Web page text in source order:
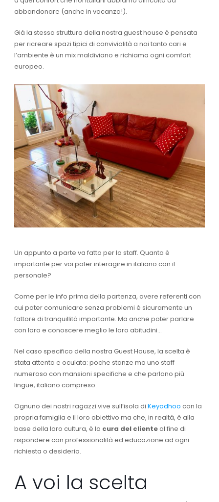
abbandonare (anche in vacanza!).
Già la stessa struttura della nostra guest house è pensata
per ricreare spazi tipici di convivialità a noi tanto cari e
l’ambiente è un mix maldiviano e richiama ogni comfort
europeo.
Un appunto a parte va fatto per lo staff. Quanto è
importante per voi poter interagire in italiano con il
personale?
Come per le info prima della partenza, avere referenti con
cui poter comunicare senza problemi è sicuramente un
fattore di tranquillità importante. Ma anche poter parlare
con loro e conoscere meglio le loro abitudini…
Nel caso specifico della nostra Guest House, la scelta è
stata attenta e oculata: poche stanze ma uno staff
numeroso con mansioni specifiche e che parlano più
lingue, italiano compreso.
Ognuno dei nostri ragazzi vive sull’isola di Keyodhoo con la
propria famiglia e il loro obiettivo ma che, in realtà, è alla
base della loro cultura, è la cura del clienteal fine di
rispondere con professionalità ed educazione ad ogni
richiesta o desiderio.
A voi la scelta